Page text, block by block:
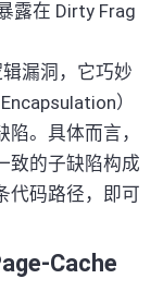
露在 Dirty Frag
漏洞，它巧妙
）
。具体而言，
致的子缺陷构成
代码路径，即可
Cache